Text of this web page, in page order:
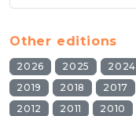
Other editions
2026 2025 2024
2019
2018 2017
2012
2011 2010